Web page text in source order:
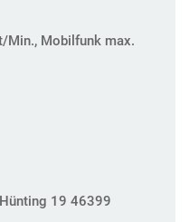
Mobilfunk max.
19 46399